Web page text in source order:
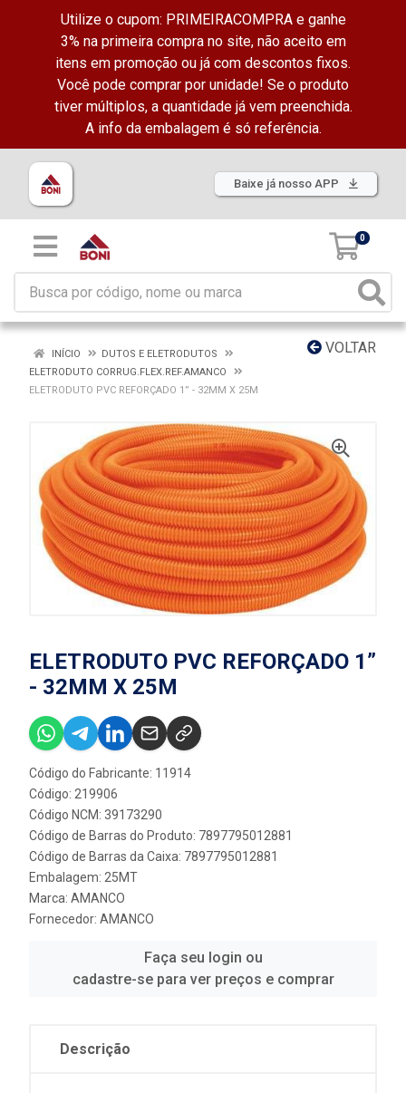
Utilize o cupom: PRIMEIRACOMPRA e ganhe
3% na primeira compra no site, não aceito em
itens em promoção ou já com descontos fixos.
Você pode comprar por unidade! Se o produto
tiver múltiplos, a quantidade já vem preenchida.
A info da embalagem é só referência.
Baixe já nosso APP
0
VOLTAR
INÍCIO
DUTOS E ELETRODUTOS
ELETRODUTO CORRUG.FLEX.REF.AMANCO
ELETRODUTO PVC REFORÇADO 1” - 32MM X 25M
ELETRODUTO PVC REFORÇADO 1”
- 32MM X 25M
Código do Fabricante: 11914
Código: 219906
Código NCM: 39173290
Código de Barras do Produto: 7897795012881
Código de Barras da Caixa: 7897795012881
Embalagem: 25MT
Marca: AMANCO
Fornecedor: AMANCO
Faça seu login ou
cadastre-se para ver preços e comprar
Descrição